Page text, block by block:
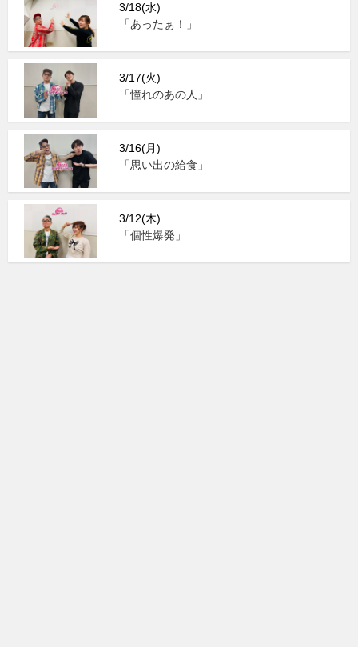
3/18(水)
「あったぁ！」
3/17(火)
「憧れのあの人」
3/16(月)
「思い出の給食」
3/12(木)
「個性爆発」